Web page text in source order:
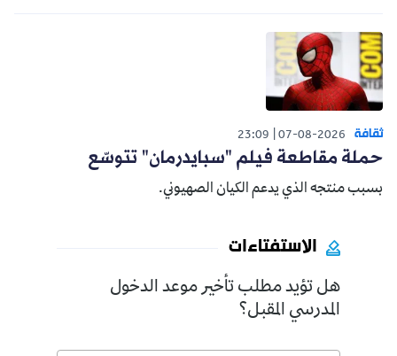
ثقافة 07-08-2026
23:09
حملة مقاطعة فيلم "سبايدرمان" تتوسّع
بسبب منتجه الذي يدعم الكيان الصهيوني.
الاستفتاءات
هل تؤيد مطلب تأخير موعد الدخول
المدرسي المقبل؟